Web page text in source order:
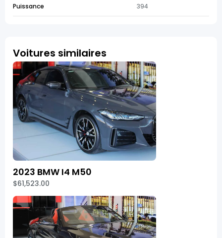
Puissance 394
Voitures similaires
2023 BMW I4 M50
$61,523.00